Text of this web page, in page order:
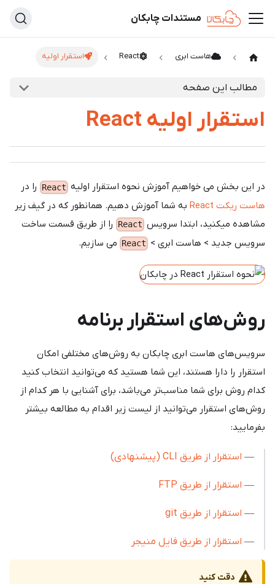
مستندات چابکان
هاست ابری React استقرار اولیه
مطالب این صفحه
استقرار اولیه React
در این بخش می خواهیم آموزش نحوه استقرار اولیه React
را در
هاست ریکت React
به شما آموزش دهیم. همانطور که در گیف زیر
مشاهده میکنید، ابتدا سرویس React
را از طریق قسمت ساخت
سرویس جدید > هاست ابری > React می سازیم.
روش‌های استقرار برنامه
سرویس‌های هاست ابری چابکان به روش‌های مختلفی امکان
استقرار را دارا هستند، این شما هستید که می‌توانید انتخاب کنید
کدام روش برای شما مناسب‌تر می‌باشد، برای آشنایی با هر کدام از
روش‌های استقرار می‌توانید از لیست زیر اقدام به مطالعه بیشتر
بفرمایید:
— استقرار از طریق CLI (پیشنهادی)
— استقرار از طریق FTP
— استقرار از طریق git
— استقرار از طریق فایل منیجر
دقت کنید